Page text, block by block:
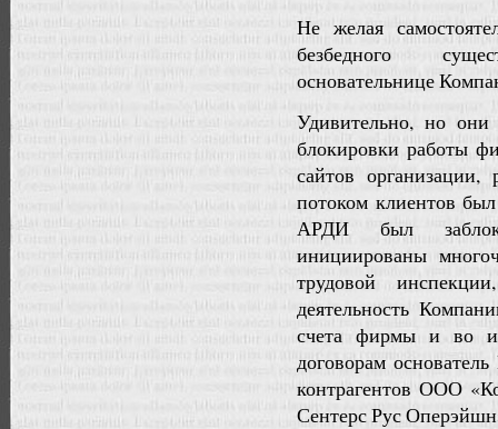
Не желая
безбедного
основательнице
Удивительно, но
блокировки работы
сайтов
потоком клиентов
АРДИ был
инициированы
трудовой
деятельность
счета фирмы и во
договорам
контрагентов ООО
Сентерс Рус